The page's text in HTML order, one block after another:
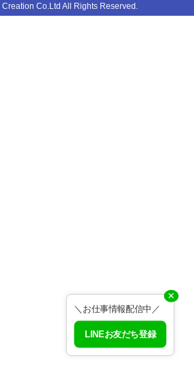
✕
＼お仕事情報配信中／
LINEお友だち登録
Co.Ltd All Rights Reserved.